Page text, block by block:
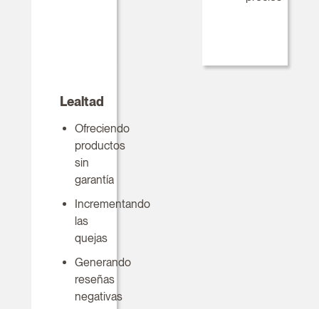
Lealtad
Ofreciendo
productos
sin
garantía
Incrementando
las
quejas
Generando
reseñas
negativas